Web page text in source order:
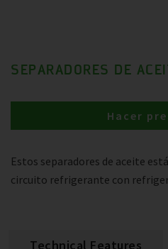
SEPARADORES DE
Estos separadores de aceite
circuito refrigerante con
Hacer
Technical Features